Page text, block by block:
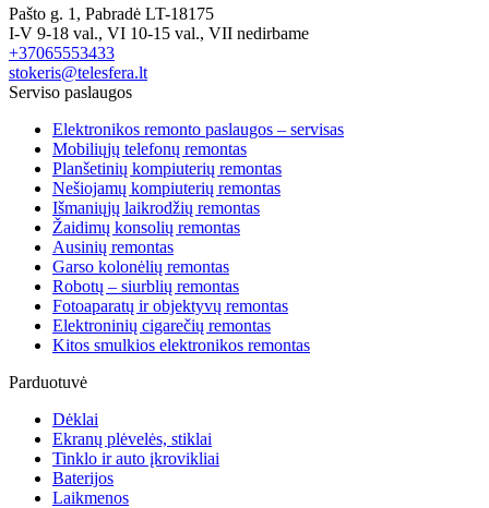
Pašto g. 1, Pabradė LT-18175
I-V 9-18 val., VI 10-15 val., VII nedirbame
+37065553433
stokeris@telesfera.lt
Serviso paslaugos
Elektronikos remonto paslaugos – servisas
Mobiliųjų telefonų remontas
Planšetinių kompiuterių remontas
Nešiojamų kompiuterių remontas
Išmaniųjų laikrodžių remontas
Žaidimų konsolių remontas
Ausinių remontas
Garso kolonėlių remontas
Robotų – siurblių remontas
Fotoaparatų ir objektyvų remontas
Elektroninių cigarečių remontas
Kitos smulkios elektronikos remontas
Parduotuvė
Dėklai
Ekranų plėvelės, stiklai
Tinklo ir auto įkrovikliai
Baterijos
Laikmenos